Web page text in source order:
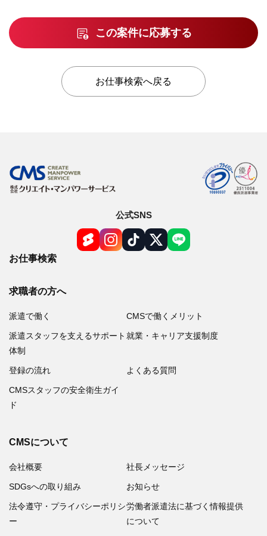
この案件に応募する
お仕事検索へ戻る
公式SNS
お仕事検索
求職者の方へ
派遣で働く CMSで働くメリット
派遣スタッフを支えるサポート
体制
就業・キャリア支援制度
登録の流れ よくある質問
CMSスタッフの安全衛生ガイ
ド
CMSについて
会社概要 社長メッセージ
SDGsへの取り組み お知らせ
法令遵守・プライバシーポリシ
ー
労働者派遣法に基づく情報提供
について